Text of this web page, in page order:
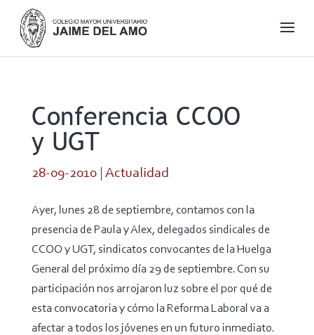
Conferencia CCOO
y UGT
28-09-2010| Actualidad
Ayer, lunes 28 de septiembre, contamos con la
presencia de Paula y Alex, delegados sindicales de
CCOO y UGT, sindicatos convocantes de la Huelga
General del próximo día 29 de septiembre. Con su
participación nos arrojaron luz sobre el por qué de
esta convocatoria y cómo la Reforma Laboral va a
afectar a todos los jóvenes en un futuro inmediato.